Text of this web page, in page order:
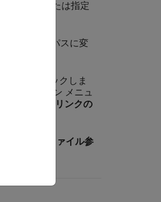
照タイプまたは指定
スを有効なパスに変
ー]
をクリックしま
ドロップダウン メニュ
[リンクの
キュメント ファイル参